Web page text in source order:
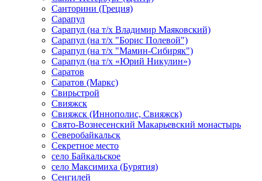
Санторини (Греция)
Сарапул
Сарапул (на т/х Владимир Маяковский)
Сарапул (на т/х "Борис Полевой")
Сарапул (на т/х "Мамин-Сибиряк")
Сарапул (на т/х «Юрий Никулин»)
Саратов
Саратов (Маркс)
Свирьстрой
Свияжск
Свияжск (Иннополис, Свияжск)
Свято-Вознесенский Макарьевский монастырь
Северобайкальск
Секретное место
село Байкальское
село Максимиха (Бурятия)
Сенгилей